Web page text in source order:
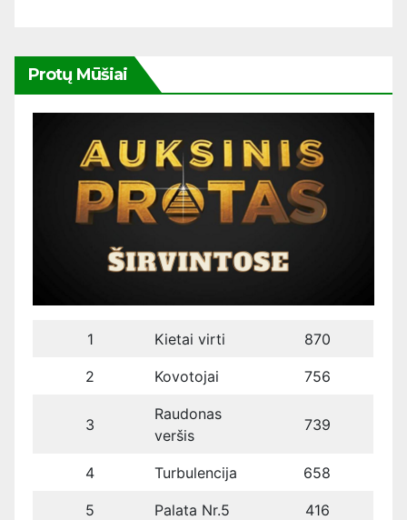
Protų Mūšiai
1 Kietai virti 870
2 Kovotojai 756
3
Raudonas
veršis
739
4 Turbulencija 658
5 Palata Nr.5 416